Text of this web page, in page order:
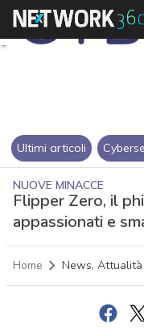
Ultimi articoli
NUOVE MINACCE
Flipper Zero, il
appassionati e
Home News, Attualità